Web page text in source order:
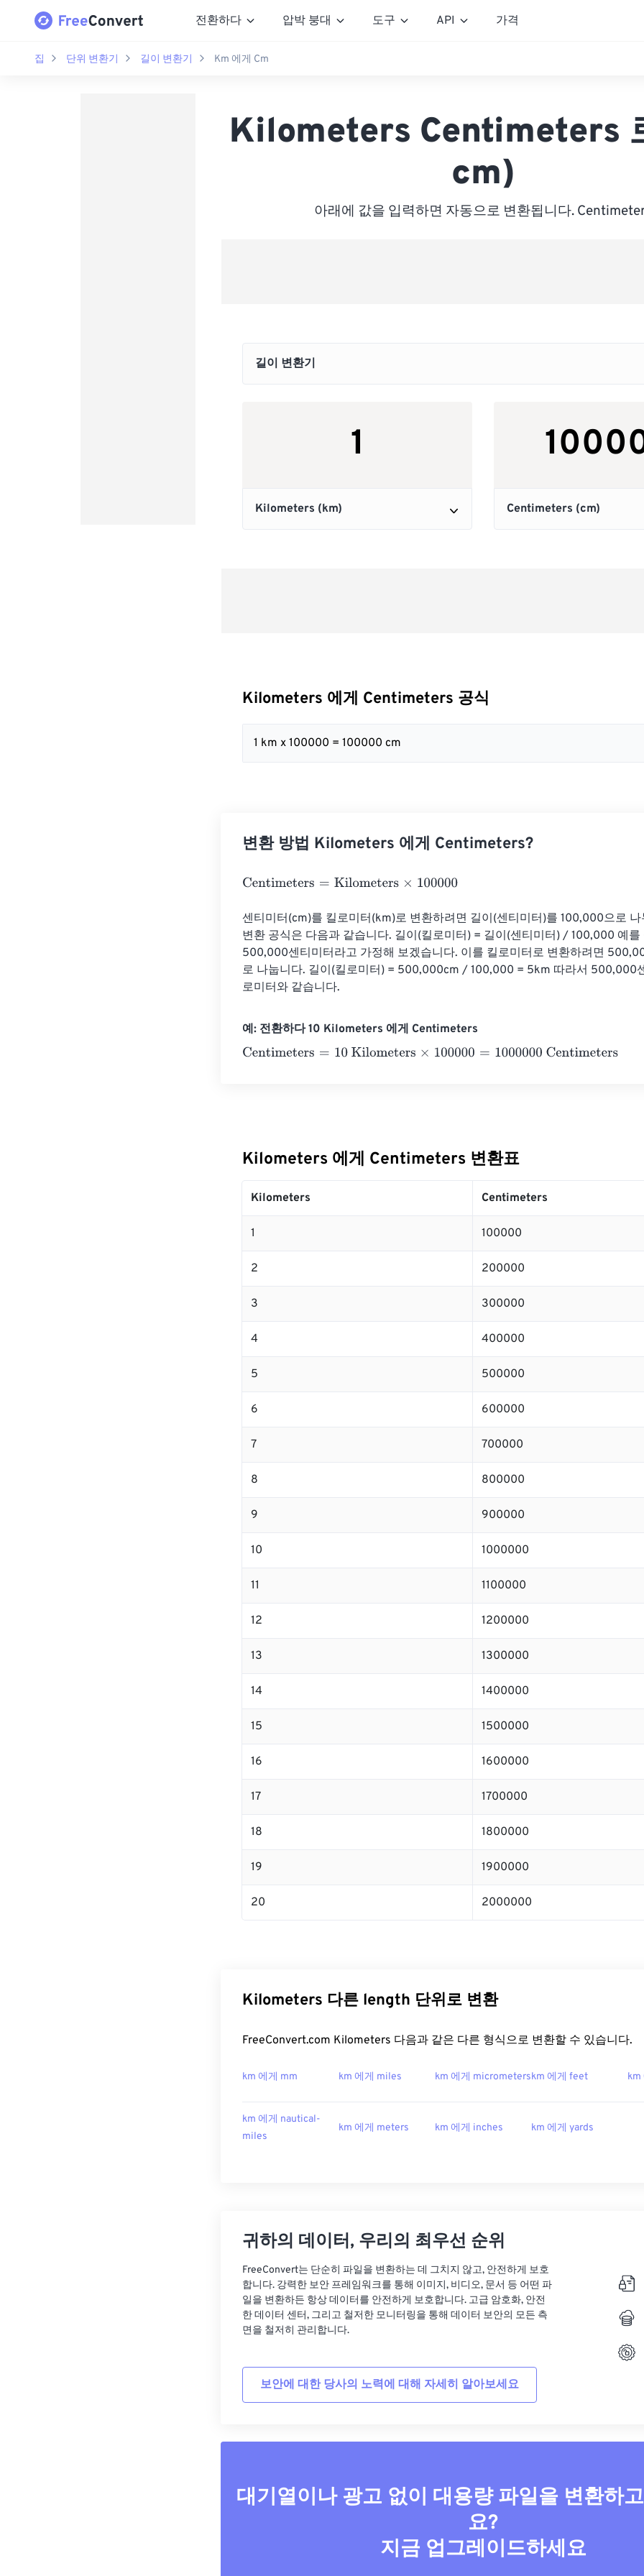
전환하다 압박 붕대 도구 API 가격
집 단위 변환기 길이 변환기 Km 에게 Cm
Kilometers Centimeters
cm)
아래에 값을 입력하면 자동으로 변환됩니다.
Kilometers 에게 Centimeters 공식
1 km x 100000 = 100000 cm
변환 방법 Kilometers 에게 Centimeters?
Centimeters= Kilometers×100000
센티미터(cm)를 킬로미터(km)로 변환하려면 길이(센티미터)를 100,000으로 나
변환 공식은 다음과 같습니다. 길이(킬로미터) = 길이(센티미터) / 100,000 예를
500,000센티미터라고 가정해 보겠습니다. 이를 킬로미터로 변환하려면
로 나눕니다. 길이(킬로미터) = 500,000cm / 100,000 = 5km 따라서 500,000
로미터와 같습니다.
예: 전환하다 10 Kilometers 에게 Centimeters
Centimeters= 10 Kilometers×100000 =1000000 Centimeters
Kilometers 에게 Centimeters 변환표
Kilometers Centimeters
1 100000
2 200000
3 300000
4 400000
5 500000
6 600000
7 700000
8 800000
9 900000
10 1000000
11 1100000
12 1200000
13 1300000
14 1400000
15 1500000
16 1600000
17 1700000
18 1800000
19 1900000
20 2000000
Kilometers 다른 length 단위로 변환
FreeConvert.com Kilometers 다음과 같은 다른 형식으로 변환할 수 있습니다.
km 에게 mm km 에게 miles km 에게 micrometerskm 에게 feet km
km 에게 nautical-
miles
km 에게 meters km 에게 inches km 에게 yards
귀하의 데이터, 우리의 최우선 순위
FreeConvert는 단순히 파일을 변환하는 데 그치지 않고, 안전하게 보호
합니다. 강력한 보안 프레임워크를 통해 이미지, 비디오, 문서 등 어떤 파
일을 변환하든 항상 데이터를 안전하게 보호합니다. 고급 암호화, 안전
한 데이터 센터, 그리고 철저한 모니터링을 통해 데이터 보안의 모든 측
면을 철저히 관리합니다.
보안에 대한 당사의 노력에 대해 자세히 알아보세요
대기열이나 광고 없이 대용량 파일을 변환하
요?
지금 업그레이드하세요